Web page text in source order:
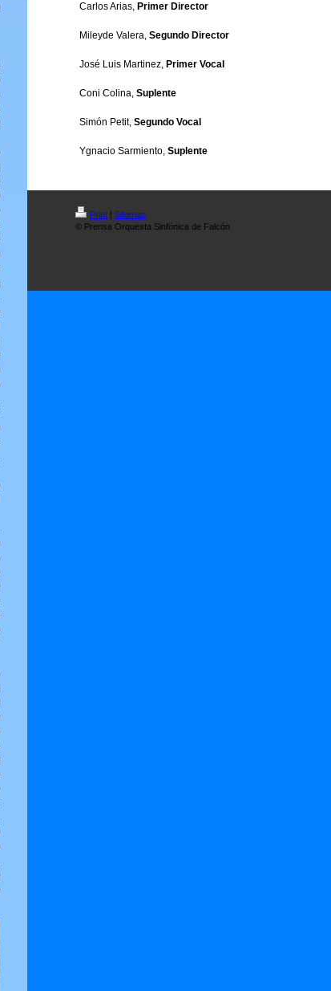
Carlos Arias, Primer Director
Mileyde Valera, Segundo Director
José Luis Martinez, Primer Vocal
Coni Colina, Suplente
Simón Petit, Segundo Vocal
Ygnacio Sarmiento, Suplente
Print | Sitemap
© Prensa Orquesta Sinfónica de Falcón